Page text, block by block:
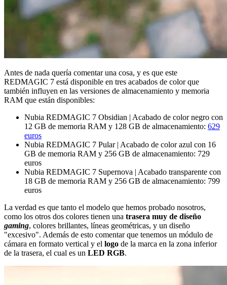
Antes de nada quería comentar una cosa, y es que este
REDMAGIC 7 está disponible en tres acabados de color que
también influyen en las versiones de almacenamiento y memoria
RAM que están disponibles:
Nubia REDMAGIC 7 Obsidian | Acabado de color negro con
12 GB de memoria RAM y 128 GB de almacenamiento: 629
euros
Nubia REDMAGIC 7 Pular | Acabado de color azul con 16
GB de memoria RAM y 256 GB de almacenamiento: 729
euros
Nubia REDMAGIC 7 Supernova | Acabado transparente con
18 GB de memoria RAM y 256 GB de almacenamiento: 799
euros
La verdad es que tanto el modelo que hemos probado nosotros,
como los otros dos colores tienen una trasera muy de diseño
gaming, colores brillantes, líneas geométricas, y un diseño
"excesivo". Además de esto comentar que tenemos un módulo de
cámara en formato vertical y el logo de la marca en la zona inferior
de la trasera, el cual es un LED RGB.